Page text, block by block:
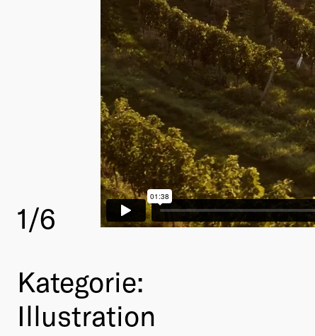
1/6
Kategorie:
Illustration